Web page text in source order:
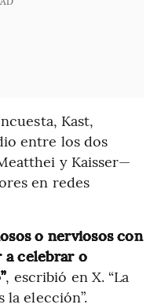
Kast,
entre los dos
y Kaisser—
en redes
o nerviosos con
a celebrar o
, escribió en X. “La
la elección”.